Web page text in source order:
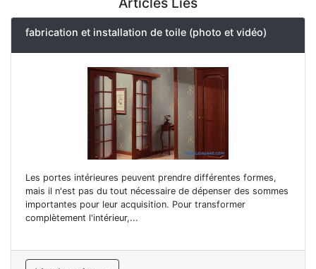
fabrication et installation de toile (photo et vidéo)
Les portes intérieures peuvent prendre différentes formes,
mais il n'est pas du tout nécessaire de dépenser des sommes
importantes pour leur acquisition. Pour transformer
complètement l'intérieur,...